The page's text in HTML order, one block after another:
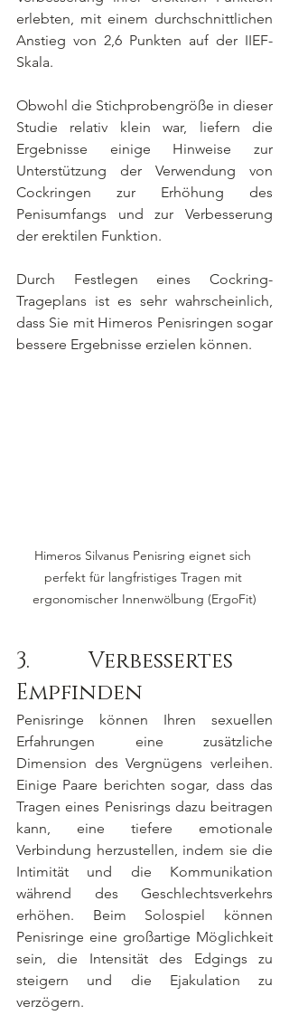
erlebten, mit einem durchschnittlichen
Anstieg von 2,6 Punkten auf der IIEF-
Skala.
Obwohl die Stichprobengröße in dieser
Studie relativ klein war, liefern die
Ergebnisse einige Hinweise zur
Unterstützung der Verwendung von
Cockringen zur Erhöhung des
Penisumfangs und zur Verbesserung
der erektilen Funktion.
Durch Festlegen eines Cockring-
Trageplans ist es sehr wahrscheinlich,
dass Sie mit Himeros Penisringen sogar
bessere Ergebnisse erzielen können.
Himeros Silvanus Penisring eignet sich
perfekt für langfristiges Tragen mit
ergonomischer Innenwölbung (ErgoFit)
3.		Verbessertes
Empfinden
Penisringe können Ihren sexuellen
Erfahrungen eine zusätzliche
Dimension des Vergnügens verleihen.
Einige Paare berichten sogar, dass das
Tragen eines Penisrings dazu beitragen
kann, eine tiefere emotionale
Verbindung herzustellen, indem sie die
Intimität und die Kommunikation
während des Geschlechtsverkehrs
erhöhen. Beim Solospiel können
Penisringe eine großartige Möglichkeit
sein, die Intensität des Edgings zu
steigern und die Ejakulation zu
verzögern.